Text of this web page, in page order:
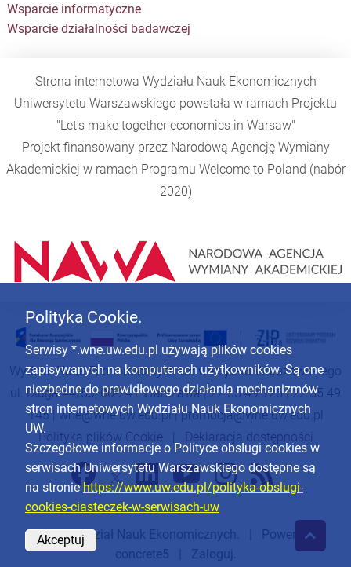
Wsparcie informatyczne
Wsparcie działalności badawczej
Strona internetowa Wydziału Nauk Ekonomicznych
Uniwersytetu Warszawskiego powstała w ramach Projektu
"Let's make together economics in Warsaw"
Projekt finansowany przez Narodową Agencję Wymiany
Akademickiej w ramach Programu Welcome to Poland (nabór
2020)
Wydział Nauk Ekonomicznych Uniwersytetu Warszawskiego
ul. Długa 44/50, 00-241 Warszawa | 22 55 49 126 | 22 55 49
145 |wne@wne.uw.edu.pl|promocja@wne.uw.edu.pl
Polityka plików Cookie| Deklaracja dostępności
Polityka Cookie.
Serwisy *.wne.uw.edu.pl używają plików cookies
zapisywanych na komputerach użytkowników. Są one
niezbędne do prawidłowego działania mechanizmów
stron internetowych Wydziału Nauk Ekonomicznych
UW.
Szczegółowe informacje o Polityce obsługi cookies w
serwisach Uniwersytetu Warszawskiego dostępne są
na stroniehttps://www.uw.edu.pl/polityka-obslugi-
cookies-ciasteczek-w-serwisach-uw
Akceptuj
© 2026Wydział Nauk Ekonomicznych
. | Powered by
concrete5
Zaloguj.